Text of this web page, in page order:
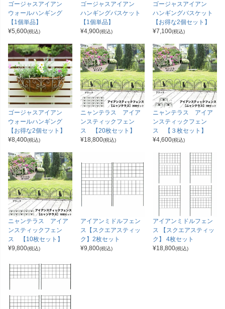
ゴージャスアイアン
ウォールハンギング
【1個単品】
¥5,600(税込)
ゴージャスアイアン
ハンギングバスケット
【1個単品】
¥4,900(税込)
ゴージャスアイアン
ハンギングバスケット
【お得な2個セット】
¥7,100(税込)
ゴージャスアイアン
ウォールハンギング
【お得な2個セット】
¥8,400(税込)
ニャンテラス アイア
ンスティックフェン
ス 【20枚セット】
¥18,800(税込)
ニャンテラス アイア
ンスティックフェン
ス 【３枚セット】
¥4,600(税込)
ニャンテラス アイア
ンスティックフェン
ス 【10枚セット】
¥9,800(税込)
アイアンミドルフェン
ス【スクエアスティッ
ク】2枚セット
¥9,800(税込)
アイアンミドルフェン
ス 【スクエアスティッ
ク】 4枚セット
¥18,800(税込)